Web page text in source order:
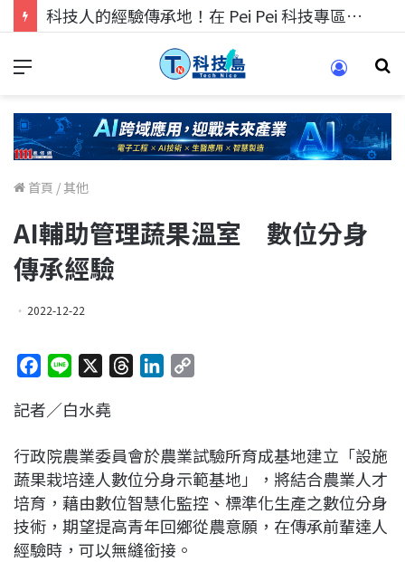
科技人的經驗傳承地！在 Pei Pei 科技專區，與學弟妹交流最硬核的技術
首頁 /其他
AI輔助管理蔬果溫室 數位分身
傳承經驗
2022-12-22
c
b
o
o
k
n
a
d
s
e
d
I
n
L
i
n
k
記者／白水堯
行政院農業委員會於農業試驗所育成基地建立「設施
蔬果栽培達人數位分身示範基地」，將結合農業人才
培育，藉由數位智慧化監控、標準化生產之數位分身
技術，期望提高青年回鄉從農意願，在傳承前輩達人
經驗時，可以無縫銜接。